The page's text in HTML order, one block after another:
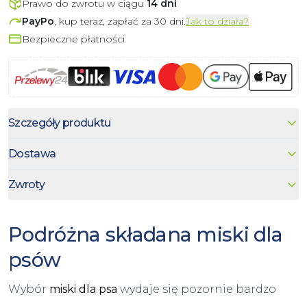
Prawo do zwrotu w ciągu 14 dni
PayPo, kup teraz, zapłać za 30 dni.Jak to działa?
Bezpieczne płatności
Szczegóły produktu
Dostawa
Zwroty
Podróżna składana miski dla
psów
Wybór miski dla psa wydaje się pozornie bardzo